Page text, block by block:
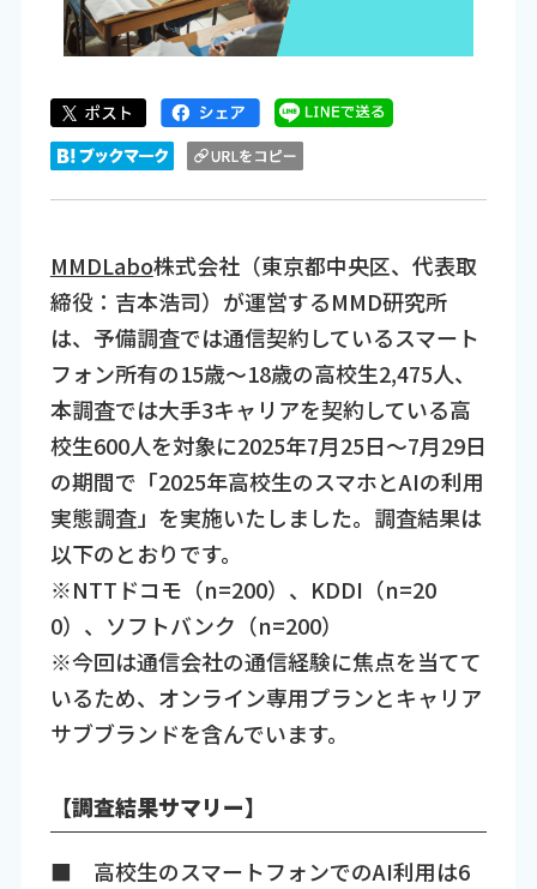
MMDLabo株式会社（東京都中央区、代表取
締役：吉本浩司）が運営するMMD研究所
は、予備調査では通信契約しているスマート
フォン所有の15歳～18歳の高校生2,475人、
本調査では大手3キャリアを契約している高
校生600人を対象に2025年7月25日～7月29日
の期間で「2025年高校生のスマホとAIの利用
実態調査」を実施いたしました。調査結果は
以下のとおりです。
※NTTドコモ（n=200）、KDDI（n=20
0）、ソフトバンク（n=200）
※今回は通信会社の通信経験に焦点を当てて
いるため、オンライン専用プランとキャリア
サブブランドを含んでいます。
【調査結果サマリー】
■ 高校生のスマートフォンでのAI利用は6